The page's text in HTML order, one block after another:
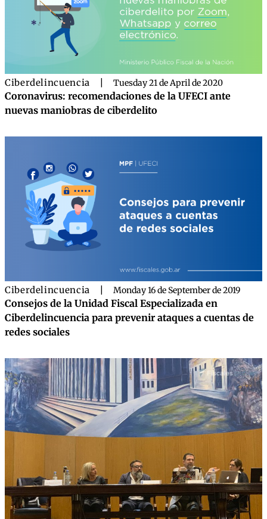
Ciberdelincuencia Tuesday 21 de April de 2020
Coronavirus: recomendaciones de la UFECI ante
nuevas maniobras de ciberdelito
Ciberdelincuencia Monday 16 de September de 2019
Consejos de la Unidad Fiscal Especializada en
Ciberdelincuencia para prevenir ataques a cuentas de
redes sociales